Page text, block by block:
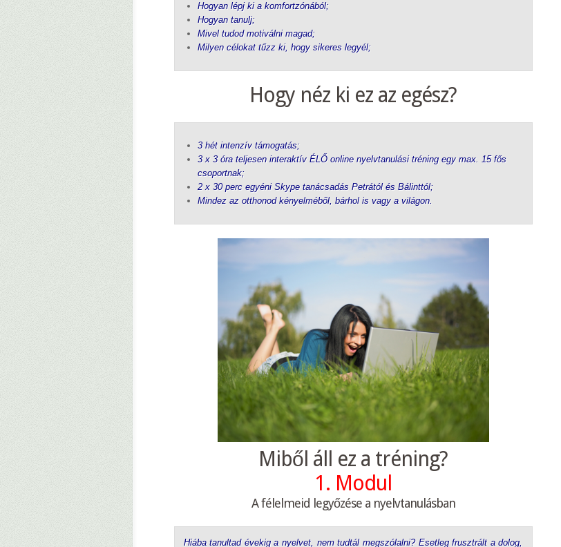
Hogyan lépj ki a komfortzónából;
Hogyan tanulj;
Mivel tudod motiválni magad;
Milyen célokat tűzz ki, hogy sikeres legyél;
Hogy néz ki ez az egész?
3 hét intenzív támogatás;
3 x 3 óra teljesen interaktív ÉLŐ online nyelvtanulási tréning egy max. 15 fős
csoportnak;
2 x 30 perc egyéni Skype tanácsadás Petrától és Bálinttól;
Mindez az otthonod kényelméből, bárhol is vagy a világon.
Miből áll ez a tréning?
1. Modul
A félelmeid legyőzése a nyelvtanulásban
Hiába tanultad évekig a nyelvet, nem tudtál megszólalni? Esetleg frusztrált a dolog,